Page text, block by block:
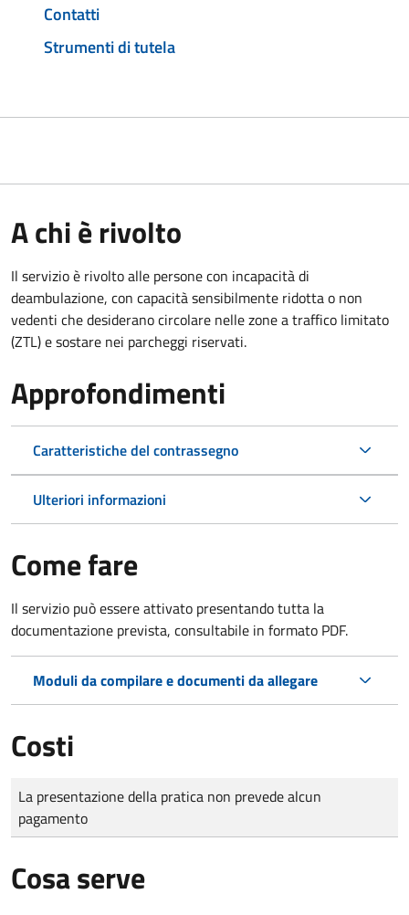
Contatti
Strumenti di tutela
A chi è rivolto
Il servizio è rivolto alle persone con incapacità di
deambulazione, con capacità sensibilmente ridotta o non
vedenti che desiderano circolare nelle zone a traffico limitato
(ZTL) e sostare nei parcheggi riservati.
Approfondimenti
Caratteristiche del contrassegno
Ulteriori informazioni
Come fare
Il servizio può essere attivato presentando tutta la
documentazione prevista, consultabile in formato PDF.
Moduli da compilare e documenti da allegare
Costi
Tipo di pagamento
Importo
La presentazione della pratica non prevede alcun
pagamento
Cosa serve